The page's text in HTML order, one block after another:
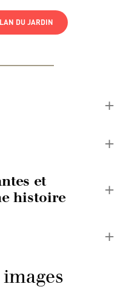
DU JARDIN
et
histoire